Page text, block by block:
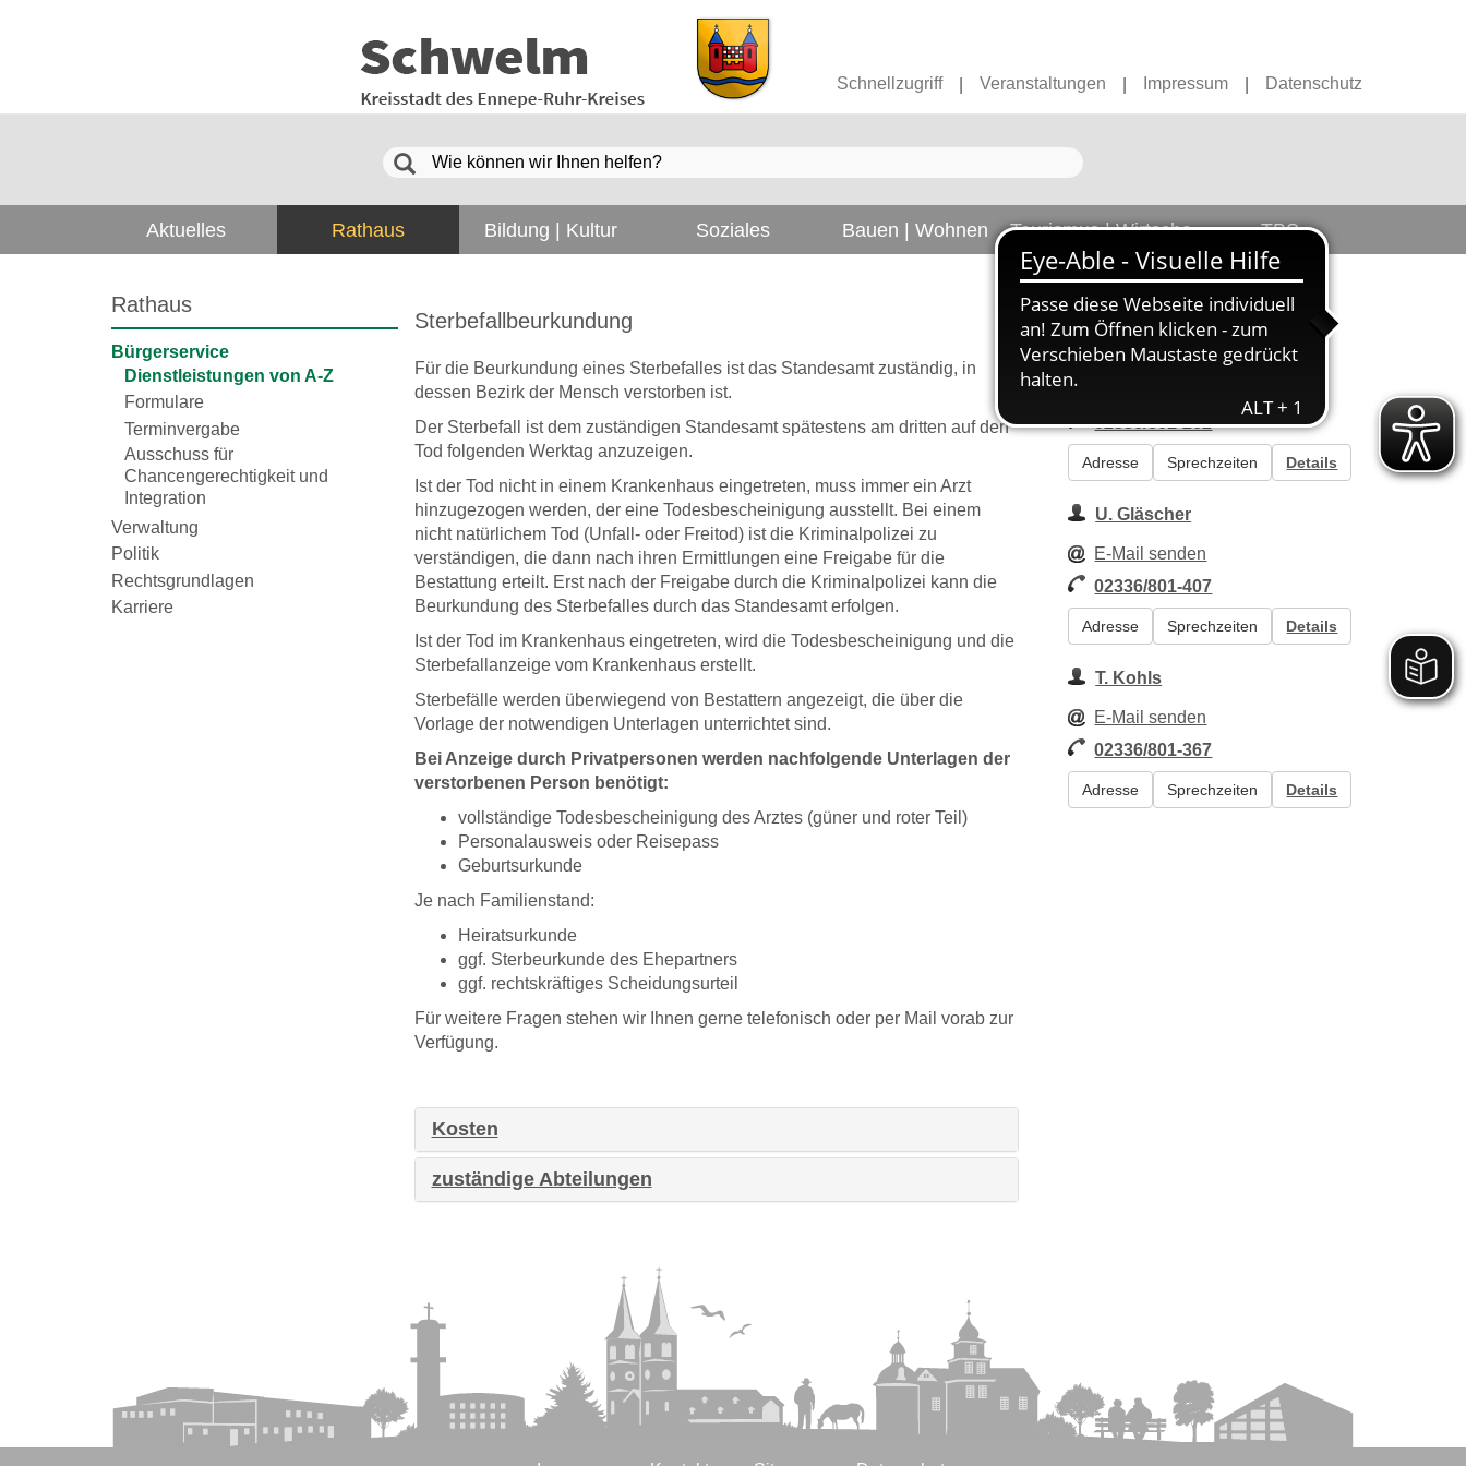
Schnellzugriff Veranstaltungen Impressum Datenschutz
Aktuelles Rathaus Bildung | Kultur Soziales Bauen | Wohnen Tourismus | Wirtschaft TBS
Rathaus
Bürgerservice
Dienstleistungen von A-Z
Formulare
Terminvergabe
Ausschuss für
Chancengerechtigkeit und
Integration
Verwaltung
Politik
Rechtsgrundlagen
Karriere
Sterbefallbeurkundung
Für die Beurkundung eines Sterbefalles ist das Standesamt zuständig, in
dessen Bezirk der Mensch verstorben ist.
Der Sterbefall ist dem zuständigen Standesamt spätestens am dritten auf den
Tod folgenden Werktag anzuzeigen.
Ist der Tod nicht in einem Krankenhaus eingetreten, muss immer ein Arzt
hinzugezogen werden, der eine Todesbescheinigung ausstellt. Bei einem
nicht natürlichem Tod (Unfall- oder Freitod) ist die Kriminalpolizei zu
verständigen, die dann nach ihren Ermittlungen eine Freigabe für die
Bestattung erteilt. Erst nach der Freigabe durch die Kriminalpolizei kann die
Beurkundung des Sterbefalles durch das Standesamt erfolgen.
Ist der Tod im Krankenhaus eingetreten, wird die Todesbescheinigung und die
Sterbefallanzeige vom Krankenhaus erstellt.
Sterbefälle werden überwiegend von Bestattern angezeigt, die über die
Vorlage der notwendigen Unterlagen unterrichtet sind.
Bei Anzeige durch Privatpersonen werden nachfolgende Unterlagen der
verstorbenen Person benötigt:
vollständige Todesbescheinigung des Arztes (güner und roter Teil)
Personalausweis oder Reisepass
Geburtsurkunde
Je nach Familienstand:
Heiratsurkunde
ggf. Sterbeurkunde des Ehepartners
ggf. rechtskräftiges Scheidungsurteil
Für weitere Fragen stehen wir Ihnen gerne telefonisch oder per Mail vorab zur
Verfügung.
Kosten
zuständige Abteilungen
Kontakt
H. Kappelhoff
02336/801-262
Adresse Sprechzeiten Details
U. Gläscher
E-Mail senden
02336/801-407
Adresse Sprechzeiten Details
T. Kohls
E-Mail senden
02336/801-367
Adresse Sprechzeiten Details